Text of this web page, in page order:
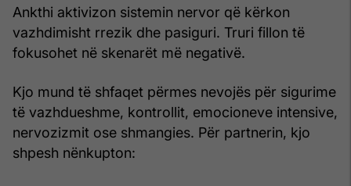
Ankthi aktivizon sistemin nervor që kërkon
vazhdimisht rrezik dhe pasiguri. Truri fillon të
fokusohet në skenarët më negativë.
Kjo mund të shfaqet përmes nevojës për sigurime
të vazhdueshme, kontrollit, emocioneve intensive,
nervozizmit ose shmangies. Për partnerin, kjo
shpesh nënkupton: